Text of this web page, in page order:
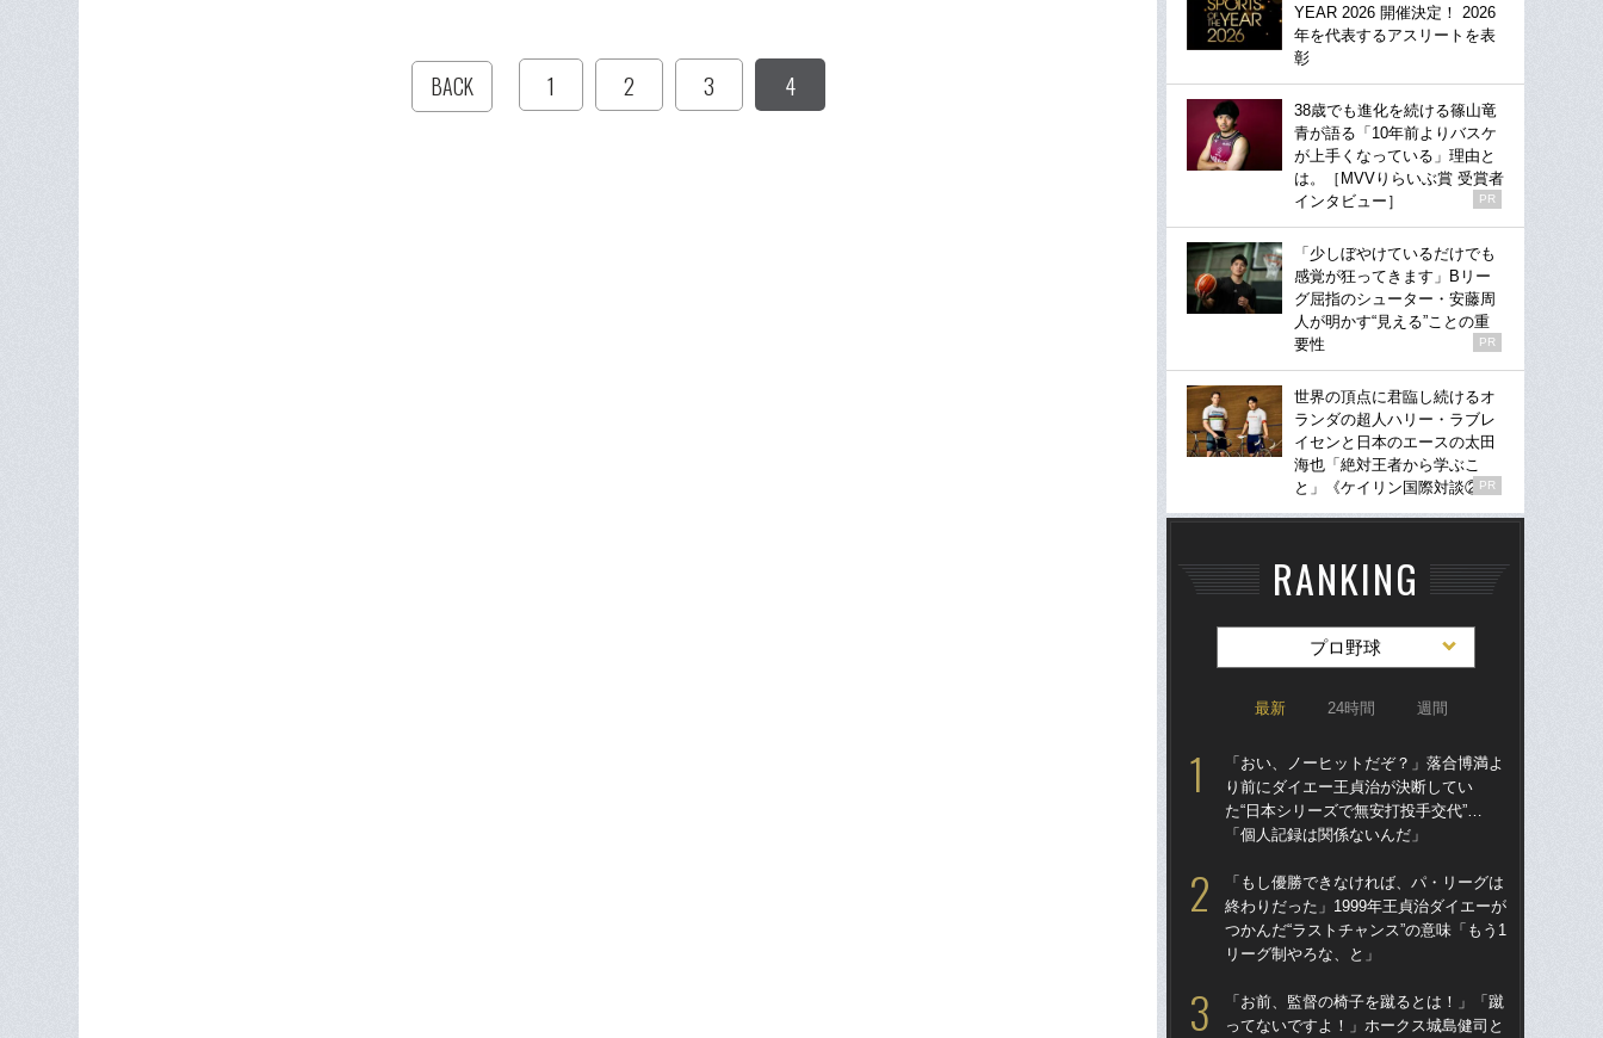
BACK 1 2 3 4
YEAR 2026 開催決定！ 2026
年を代表するアスリートを表
彰
38歳でも進化を続ける篠山竜
青が語る「10年前よりバスケ
が上手くなっている」理由と
は。［MVVりらいぶ賞 受賞者
インタビュー］
PR
「少しぼやけているだけでも
感覚が狂ってきます」Bリー
グ屈指のシューター・安藤周
人が明かす“見える”ことの重
要性
PR
世界の頂点に君臨し続けるオ
ランダの超人ハリー・ラブレ
イセンと日本のエースの太田
海也「絶対王者から学ぶこ
と」《ケイリン国際対談②》
PR
RANKING
プロ野球
最新 24時間 週間
「おい、ノーヒットだぞ？」落合博満よ
り前にダイエー王貞治が決断してい
た“日本シリーズで無安打投手交代”…
「個人記録は関係ないんだ」
「もし優勝できなければ、パ・リーグは
終わりだった」1999年王貞治ダイエーが
つかんだ“ラストチャンス”の意味「もう1
リーグ制やろな、と」
「お前、監督の椅子を蹴るとは！」「蹴
ってないですよ！」ホークス城島健司と